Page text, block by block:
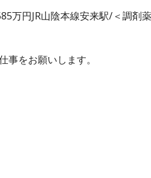
万円JR山陰本線安来駅/＜調剤
事をお願いします。